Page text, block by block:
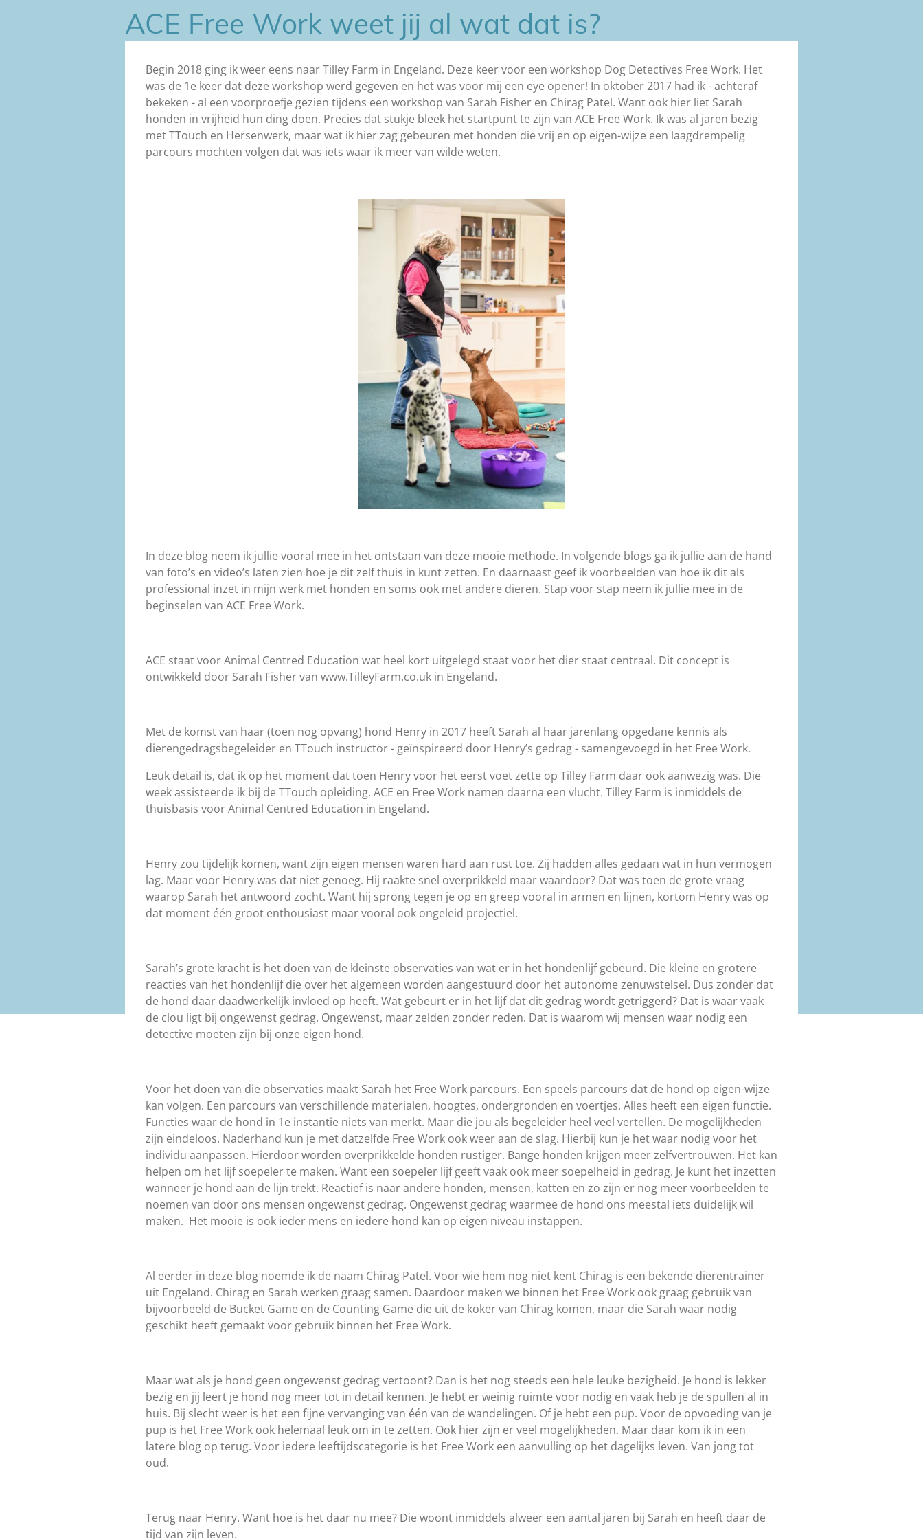
ACE Free Work weet jij al wat dat is?
Begin 2018 ging ik weer eens naar Tilley Farm in Engeland. Deze keer voor een workshop Dog Detectives Free Work. Het
was de 1e keer dat deze workshop werd gegeven en het was voor mij een eye opener! In oktober 2017 had ik - achteraf
bekeken - al een voorproefje gezien tijdens een workshop van Sarah Fisher en Chirag Patel. Want ook hier liet Sarah
honden in vrijheid hun ding doen. Precies dat stukje bleek het startpunt te zijn van ACE Free Work. Ik was al jaren bezig
met TTouch en Hersenwerk, maar wat ik hier zag gebeuren met honden die vrij en op eigen-wijze een laagdrempelig
parcours mochten volgen dat was iets waar ik meer van wilde weten.
In deze blog neem ik jullie vooral mee in het ontstaan van deze mooie methode. In volgende blogs ga ik jullie aan de hand
van foto’s en video’s laten zien hoe je dit zelf thuis in kunt zetten. En daarnaast geef ik voorbeelden van hoe ik dit als
professional inzet in mijn werk met honden en soms ook met andere dieren. Stap voor stap neem ik jullie mee in de
beginselen van ACE Free Work.
ACE staat voor Animal Centred Education wat heel kort uitgelegd staat voor het dier staat centraal. Dit concept is
ontwikkeld door Sarah Fisher van www.TilleyFarm.co.uk in Engeland.
Met de komst van haar (toen nog opvang) hond Henry in 2017 heeft Sarah al haar jarenlang opgedane kennis als
dierengedragsbegeleider en TTouch instructor - geïnspireerd door Henry’s gedrag - samengevoegd in het Free Work.
Leuk detail is, dat ik op het moment dat toen Henry voor het eerst voet zette op Tilley Farm daar ook aanwezig was. Die
week assisteerde ik bij de TTouch opleiding. ACE en Free Work namen daarna een vlucht. Tilley Farm is inmiddels de
thuisbasis voor Animal Centred Education in Engeland.
Henry zou tijdelijk komen, want zijn eigen mensen waren hard aan rust toe. Zij hadden alles gedaan wat in hun vermogen
lag. Maar voor Henry was dat niet genoeg. Hij raakte snel overprikkeld maar waardoor? Dat was toen de grote vraag
waarop Sarah het antwoord zocht. Want hij sprong tegen je op en greep vooral in armen en lijnen, kortom Henry was op
dat moment één groot enthousiast maar vooral ook ongeleid projectiel.
Sarah’s grote kracht is het doen van de kleinste observaties van wat er in het hondenlijf gebeurd. Die kleine en grotere
reacties van het hondenlijf die over het algemeen worden aangestuurd door het autonome zenuwstelsel. Dus zonder dat
de hond daar daadwerkelijk invloed op heeft. Wat gebeurt er in het lijf dat dit gedrag wordt getriggerd? Dat is waar vaak
de clou ligt bij ongewenst gedrag. Ongewenst, maar zelden zonder reden. Dat is waarom wij mensen waar nodig een
detective moeten zijn bij onze eigen hond.
Voor het doen van die observaties maakt Sarah het Free Work parcours. Een speels parcours dat de hond op eigen-wijze
kan volgen. Een parcours van verschillende materialen, hoogtes, ondergronden en voertjes. Alles heeft een eigen functie.
Functies waar de hond in 1e instantie niets van merkt. Maar die jou als begeleider heel veel vertellen. De mogelijkheden
zijn eindeloos. Naderhand kun je met datzelfde Free Work ook weer aan de slag. Hierbij kun je het waar nodig voor het
individu aanpassen. Hierdoor worden overprikkelde honden rustiger. Bange honden krijgen meer zelfvertrouwen. Het kan
helpen om het lijf soepeler te maken. Want een soepeler lijf geeft vaak ook meer soepelheid in gedrag. Je kunt het inzetten
wanneer je hond aan de lijn trekt. Reactief is naar andere honden, mensen, katten en zo zijn er nog meer voorbeelden te
noemen van door ons mensen ongewenst gedrag. Ongewenst gedrag waarmee de hond ons meestal iets duidelijk wil
maken. Het mooie is ook ieder mens en iedere hond kan op eigen niveau instappen.
Al eerder in deze blog noemde ik de naam Chirag Patel. Voor wie hem nog niet kent Chirag is een bekende dierentrainer
uit Engeland. Chirag en Sarah werken graag samen. Daardoor maken we binnen het Free Work ook graag gebruik van
bijvoorbeeld de Bucket Game en de Counting Game die uit de koker van Chirag komen, maar die Sarah waar nodig
geschikt heeft gemaakt voor gebruik binnen het Free Work.
Maar wat als je hond geen ongewenst gedrag vertoont? Dan is het nog steeds een hele leuke bezigheid. Je hond is lekker
bezig en jij leert je hond nog meer tot in detail kennen. Je hebt er weinig ruimte voor nodig en vaak heb je de spullen al in
huis. Bij slecht weer is het een fijne vervanging van één van de wandelingen. Of je hebt een pup. Voor de opvoeding van je
pup is het Free Work ook helemaal leuk om in te zetten. Ook hier zijn er veel mogelijkheden. Maar daar kom ik in een
latere blog op terug. Voor iedere leeftijdscategorie is het Free Work een aanvulling op het dagelijks leven. Van jong tot
oud.
Terug naar Henry. Want hoe is het daar nu mee? Die woont inmiddels alweer een aantal jaren bij Sarah en heeft daar de
tijd van zijn leven.